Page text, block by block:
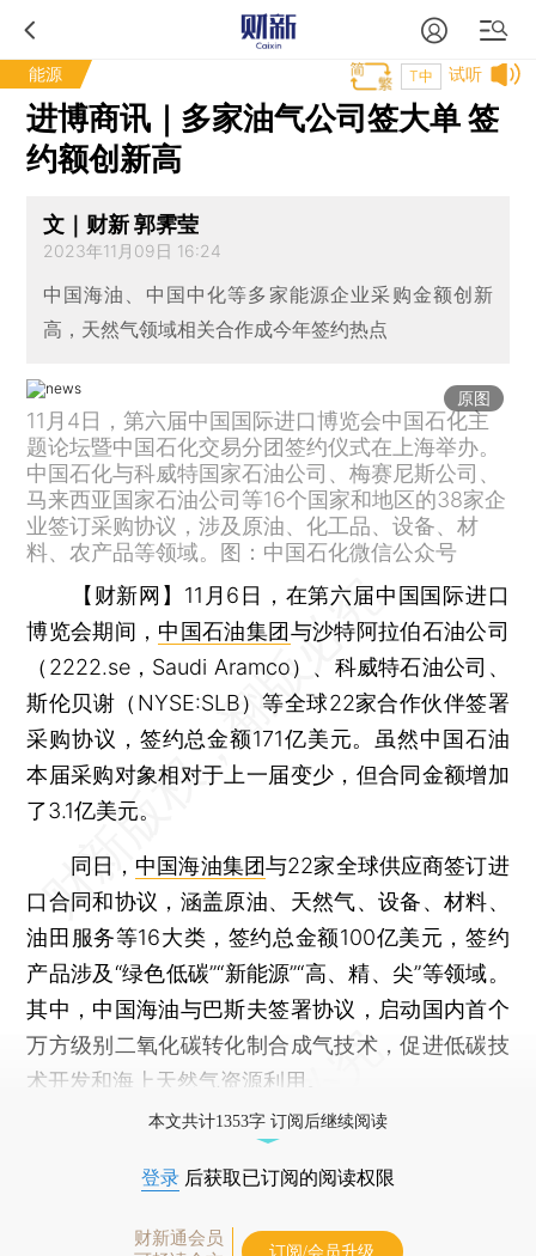
能源 试听
T中
进博商讯｜多家油气公司签大单 签
约额创新高
文｜财新 郭霁莹
2023年11月09日 16:24
中国海油、中国中化等多家能源企业采购金额创新
高，天然气领域相关合作成今年签约热点
原图
11月4日，第六届中国国际进口博览会中国石化主
题论坛暨中国石化交易分团签约仪式在上海举办。
中国石化与科威特国家石油公司、梅赛尼斯公司、
马来西亚国家石油公司等16个国家和地区的38家企
业签订采购协议，涉及原油、化工品、设备、材
料、农产品等领域。图：中国石化微信公众号
【财新网】 11月6日，在第六届中国国际进口
博览会期间， 中国石油集团与沙特阿拉伯石油公司
（2222.se，Saudi Aramco）、科威特石油公司、
斯伦贝谢（NYSE:SLB）等全球22家合作伙伴签署
采购协议，签约总金额171亿美元。虽然中国石油
本届采购对象相对于上一届变少，但合同金额增加
了3.1亿美元。
同日， 中国海油集团与22家全球供应商签订进
口合同和协议，涵盖原油、天然气、设备、材料、
油田服务等16大类，签约总金额100亿美元，签约
产品涉及“绿色低碳”“新能源”“高、精、尖”等领域。
其中，中国海油与巴斯夫签署协议，启动国内首个
万方级别二氧化碳转化制合成气技术，促进低碳技
术开发和海上天然气资源利用。
本文共计1353字 订阅后继续阅读
登录 后获取已订阅的阅读权限
财新通会员
订阅/会员升级